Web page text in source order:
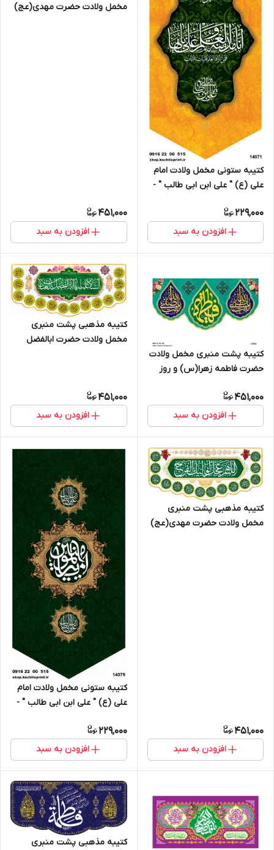
کتیبه ستونی مخمل ولادت امام
علی (ع) " علی ابن ابی طالب " -
229,000
افزودن به سبد
مخمل ولادت حضرت مهدی(عج)
451,000
افزودن به سبد
کتیبه پشت منبری مخمل ولادت
حضرت فاطمه زهرا(س) و روز
451,000
افزودن به سبد
کتیبه مذهبی پشت منبری
مخمل ولادت حضرت ابالفضل
451,000
افزودن به سبد
کتیبه مذهبی پشت منبری
مخمل ولادت حضرت مهدی(عج)
451,000
افزودن به سبد
کتیبه ستونی مخمل ولادت امام
علی (ع) " علی ابن ابی طالب " -
229,000
افزودن به سبد
کتیبه مذهبی پشت منبری